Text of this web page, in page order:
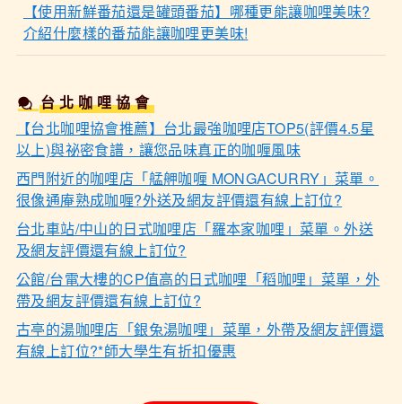
【使用新鮮番茄還是罐頭番茄】哪種更能讓咖哩美味?
介紹什麼樣的番茄能讓咖哩更美味!
台北咖哩協會
【台北咖哩協會推薦】台北最強咖哩店TOP5(評價4.5星
以上)與祕密食譜，讓您品味真正的咖喱風味
西門附近的咖哩店「艋舺咖喱 MONGACURRY」菜單。
很像通庵熟成咖喱?外送及網友評價還有線上訂位?
台北車站/中山的日式咖哩店「羅本家咖哩」菜單。外送
及網友評價還有線上訂位?
公館/台電大樓的CP值高的日式咖哩「稻咖哩」菜單，外
帶及網友評價還有線上訂位?
古亭的湯咖哩店「銀兔湯咖哩」菜單，外帶及網友評價還
有線上訂位?*師大學生有折扣優惠